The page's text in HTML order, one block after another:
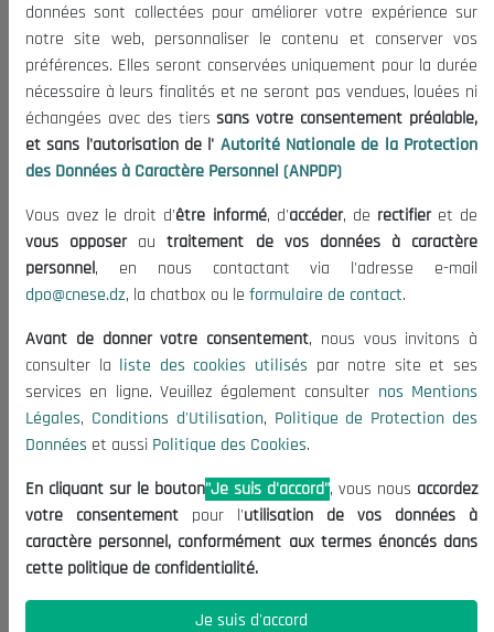
Le CNESE
A Propos
Le président
Organisation
Publications
Informations utiles
Appels d'offres et Consultations
Mentions Légales
Conditions d'Utilisation
Politique de Protection des Données
Politique des Cookies
Nous Contacter
(+213) 021 98 01 00|01|02
contact@cnese.dz
Suggestions ou Initiatives ?
Newsletter
dernières nouvelles.
données sont collectées pour améliorer votre expérience sur
notre site web, personnaliser le contenu et conserver vos
préférences. Elles seront conservées uniquement pour la durée
nécessaire à leurs finalités et ne seront pas vendues, louées ni
échangées avec des tierssans votre consentement préalable,
et sans l'autorisation de l' Autorité Nationale de la Protection
des Données à Caractère Personnel (ANPDP)
Vous avez le droit d'être informé, d'accéder, de rectifieret de
vous opposerautraitement de vos données à caractère
personnel, en nous contactant via l'adresse e-mail
dpo@cnese.dz, la chatbox ou le formulaire de contact.
Avant de donner votre consentement, nous vous invitons à
consulter la liste des cookies utilisés par notre site et ses
services en ligne. Veuillez également consulter nos Mentions
Légales, Conditions d'Utilisation, Politique de Protection des
Données et aussi Politique des Cookies.
En cliquant sur le bouton"Je suis d'accord", vous nous accordez
votre consentement pour l'utilisation de vos données à
caractère personnel, conformément aux termes énoncés dans
cette politique de confidentialité.
Je suis d'accord